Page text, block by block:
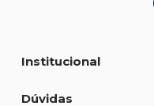
Institucional
Dúvidas